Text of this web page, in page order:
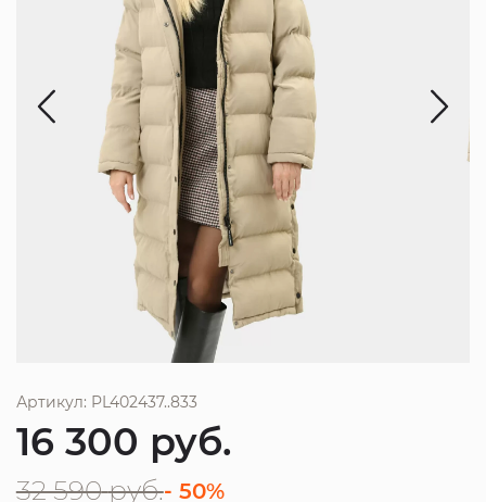
Артикул: PL402437..833
16 300 руб.
32 590 руб.- 50%